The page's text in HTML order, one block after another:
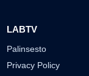
LABTV
Palinsesto
Privacy Policy